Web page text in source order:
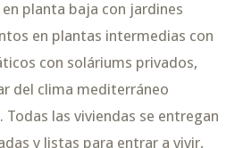
planta baja con jardines
en plantas intermedias con
con soláriums privados,
del clima mediterráneo
las viviendas se entregan
y listas para entrar a vivir,